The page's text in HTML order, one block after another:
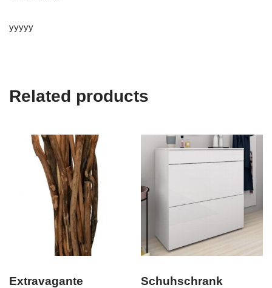
yyyyy
Related products
Extravagante
Schuhschrank